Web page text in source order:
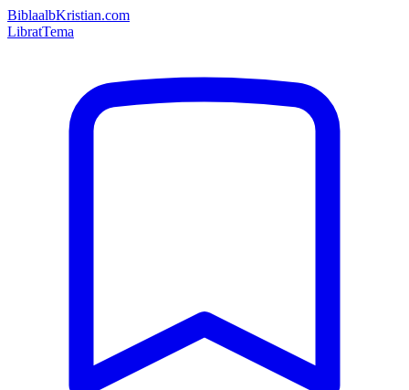
BiblaalbKristian.com
LibratTema